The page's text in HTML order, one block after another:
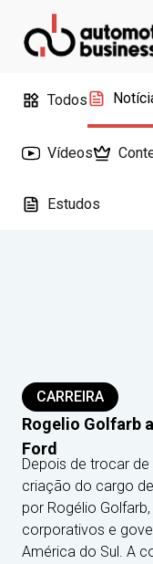
Todos
Vídeos
Estudos
CARREIRA
Rogelio Golfarb
Ford
Depois de trocar
criação do cargo
por Rogélio
corporativos e
América do Sul. A